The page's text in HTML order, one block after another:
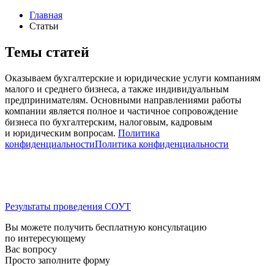
Главная
Статьи
Темы статей
Оказываем бухгалтерские и юридические услуги компаниям
малого и среднего бизнеса, а также индивидуальным
предпринимателям. Основными направлениями работы
компании является полное и частичное сопровождение
бизнеса по бухгалтерским, налоговым, кадровым
и юридическим вопросам. Политика
конфиденциальностиПолитика конфиденциальности
Результаты проведения СОУТ
Вы можете получить бесплатную консультацию
по интересующему
Вас вопросу
Просто заполните форму